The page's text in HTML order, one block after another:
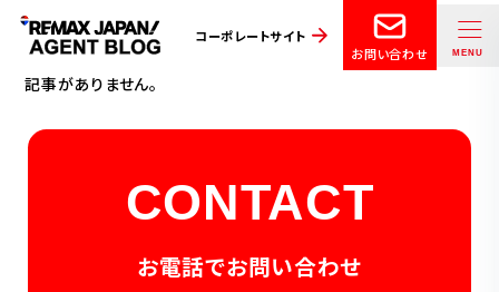
コーポレートサイト
お問い合わせ
記事がありません。
CONTACT
お電話でお問い合わせ